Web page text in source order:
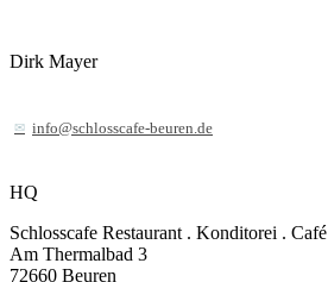
Dirk Mayer
info@schlosscafe-beuren.de
HQ
Schlosscafe Restaurant . Konditorei . Café
Am Thermalbad 3
72660 Beuren